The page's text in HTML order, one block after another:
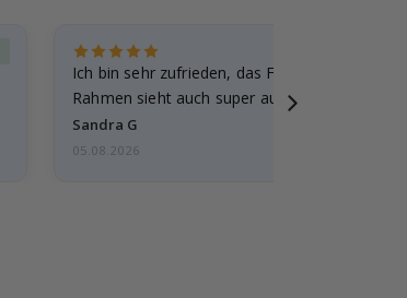
Ich bin sehr zufrieden, das Foto ist toll
Rahmen sieht auch super aus. Die Lieferung
außerdem…
Sandra G
05.08.2026